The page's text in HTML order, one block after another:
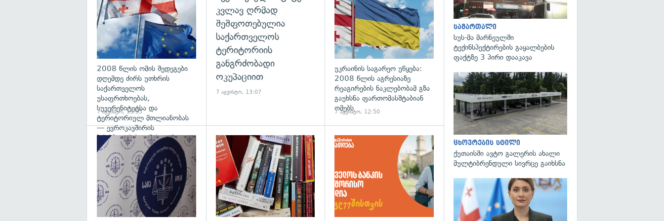
2008 წლის ომის შედეგები
დღემდე ძირს უთხრის
საქართველოს
უსაფრთხოებას,
სუვერენიტეტსა და
ტერიტორიულ მთლიანობას
— ევროკავშირის
პრესპიკერის განცხადება
7 აგვისტო, 13:35
კვლავ ღრმად
შეშფოთებულია
საქართველოს
ტერიტორიის
განგრძობადი
ოკუპაციით
7 აგვისტო, 13:07
უკრაინის საგარეო უწყება:
2008 წლის აგრესიაზე
რეაგირების ნაკლებობამ გზა
გაუხსნა ფართომასშტაბიან
ომებს
7 აგვისტო, 12:50
გადახედვა გადახედვა
სამართალი
სუს-მა მარნეულში
ტექინსპექტირების გაყალბების
ფაქტზე 3 პირი დააკავა
ცხოვრების სტილი
ქუთაისში ავტო გალერის ახალი
მულტიბრენდული სივრცე გაიხსნა